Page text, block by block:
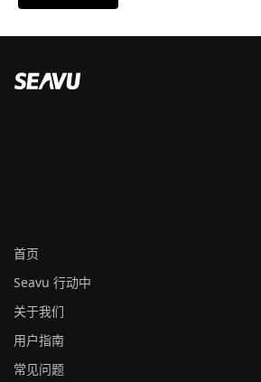
首页
Seavu 行动中
关于我们
用户指南
常见问题